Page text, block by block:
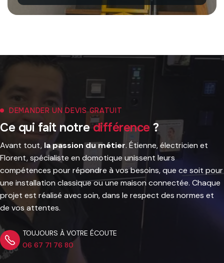
DEMANDER UN DEVIS GRATUIT
Ce qui fait notre différence ?
Avant tout, la passion du métier. Étienne, électricien et
Florent, spécialiste en domotique unissent leurs
compétences pour répondre à vos besoins, que ce soit pour
une installation classique ou une maison connectée. Chaque
projet est réalisé avec soin, dans le respect des normes et
de vos attentes.
TOUJOURS À VOTRE ÉCOUTE
06 67 71 76 80